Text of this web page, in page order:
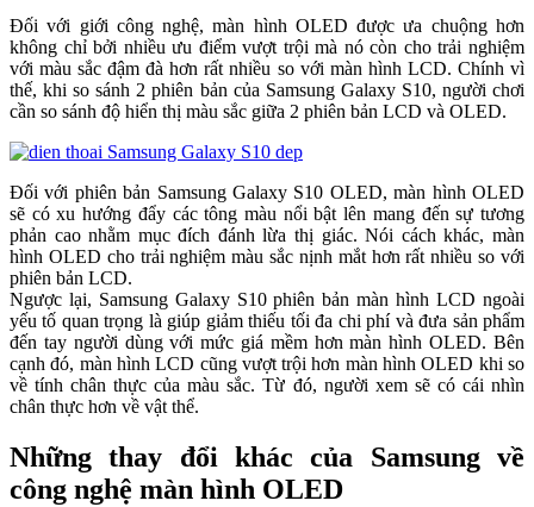
Đối với giới công nghệ, màn hình OLED được ưa chuộng hơn
không chỉ bởi nhiều ưu điểm vượt trội mà nó còn cho trải nghiệm
với màu sắc đậm đà hơn rất nhiều so với màn hình LCD. Chính vì
thế, khi so sánh 2 phiên bản của Samsung Galaxy S10, người chơi
cần so sánh độ hiển thị màu sắc giữa 2 phiên bản LCD và OLED.
Đối với phiên bản Samsung Galaxy S10 OLED, màn hình OLED
sẽ có xu hướng đẩy các tông màu nổi bật lên mang đến sự tương
phản cao nhằm mục đích đánh lừa thị giác. Nói cách khác, màn
hình OLED cho trải nghiệm màu sắc nịnh mắt hơn rất nhiều so với
phiên bản LCD.
Ngược lại, Samsung Galaxy S10 phiên bản màn hình LCD ngoài
yếu tố quan trọng là giúp giảm thiếu tối đa chi phí và đưa sản phẩm
đến tay người dùng với mức giá mềm hơn màn hình OLED. Bên
cạnh đó, màn hình LCD cũng vượt trội hơn màn hình OLED khi so
về tính chân thực của màu sắc. Từ đó, người xem sẽ có cái nhìn
chân thực hơn về vật thể.
Những thay đổi khác của Samsung về
công nghệ màn hình OLED